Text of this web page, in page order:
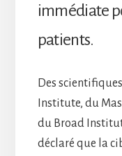
immédiate
patients.
Des
Institute, du
du Broad
déclaré que la